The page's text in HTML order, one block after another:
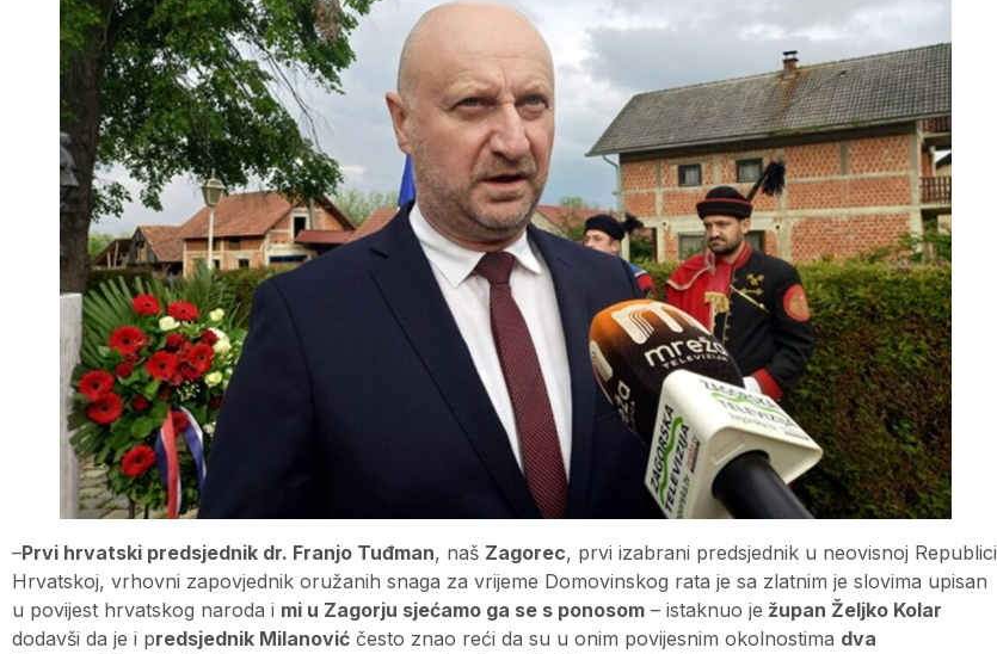
–Prvi hrvatski predsjednik dr. Franjo Tuđman, naš Zagorec, prvi izabrani predsjednik u neovisnoj Republici
Hrvatskoj, vrhovni zapovjednik oružanih snaga za vrijeme Domovinskog rata je sa zlatnim je slovima upisan
u povijest hrvatskog naroda i mi u Zagorju sjećamo ga se s ponosom – istaknuo je župan Željko Kolar
dodavši da je i predsjednik Milanović često znao reći da su u onim povijesnim okolnostima dva